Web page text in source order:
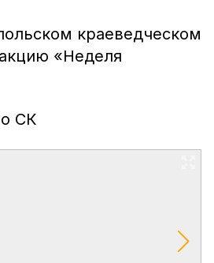
краеведческом
«Неделя
СК